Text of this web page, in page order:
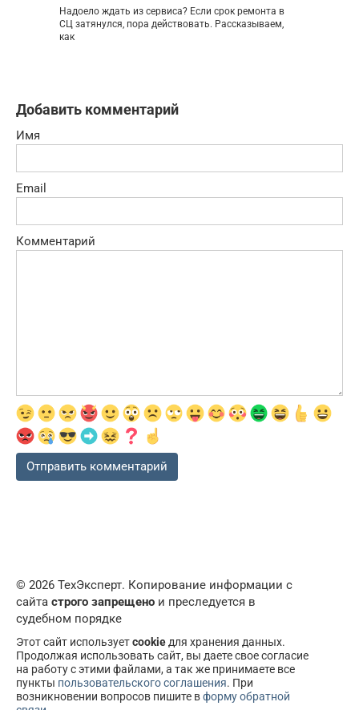
Надоело ждать из сервиса? Если срок ремонта в
СЦ затянулся, пора действовать. Рассказываем,
как
Добавить комментарий
Имя
Email
Комментарий
© 2026 ТехЭксперт. Копирование информации с
сайта строго запрещено и преследуется в
судебном порядке
Этот сайт используетcookieдля хранения данных.
Продолжая использовать сайт, вы даете свое согласие
на работу с этими файлами, а так же принимаете все
пункты пользовательского соглашения. При
возникновении вопросов пишите вформу обратной